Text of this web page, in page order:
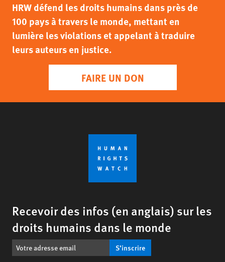
HRW défend les droits humains dans près de
100 pays à travers le monde, mettant en
lumière les violations et appelant à traduire
leurs auteurs en justice.
FAIRE UN DON
Recevoir des infos (en anglais) sur les
droits humains dans le monde
S’inscrire